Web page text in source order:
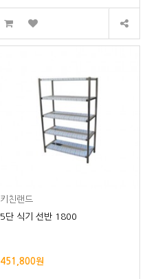
키친랜드
5단 식기 선반 1800
451,800원